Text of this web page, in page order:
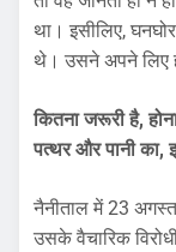
था। इसीलिए,
थे। उसने अपने लिए
कितना जरूरी है,
पत्थर और पानी का,
नैनीताल में 23
उसके वैचारिक